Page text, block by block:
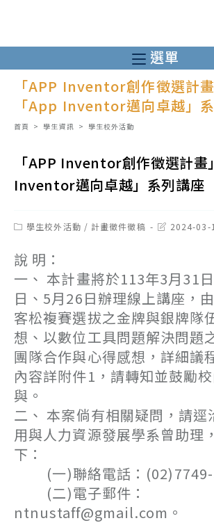
至
主
選單
「APP Inventor創作徵選計
「App Inventor邁向卓越」
首頁 > 學生資訊 > 學生校外活動
「APP Inventor創作徵選計
Inventor邁向卓越」系列講座
Post學生校外活動 / 計畫徵件徵稿
Post2024-03-
說 明：
一、 本計畫將於113年3月31
日、5月26日辦理線上講座，
客松複賽選拔之金牌與銀牌隊
想、以數位工具問題解決問題
團隊合作與心得感想，詳細議
內容詳附件1，請轉知並鼓勵
與。
二、 本案倘有相關疑問，請逕
用與人力資源發展學系曾助理
下：
(一)聯絡電話：(02)7749-
(二)電子郵件：
ntnustaff@gmail.com。